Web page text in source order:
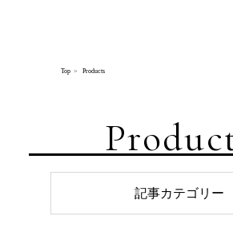
Top Products
記事カテゴリー